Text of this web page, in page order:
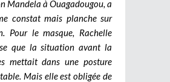
Mandela à Ouagadougou, a
constat mais planche sur
Pour le masque, Rachelle
que la situation avant la
mettait dans une posture
Mais elle est obligée de